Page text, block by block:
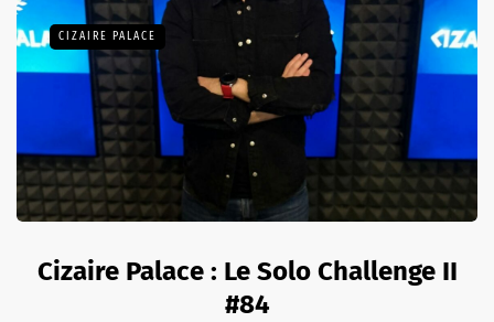
CIZAIRE PALACE
Cizaire Palace : Le Solo Challenge II
#84